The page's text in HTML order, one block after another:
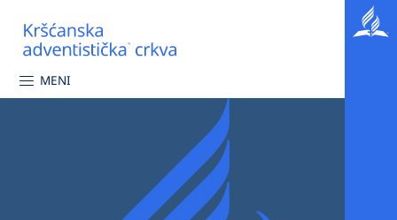
MENI